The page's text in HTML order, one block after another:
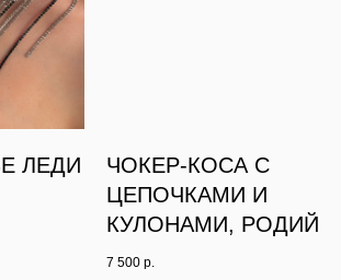
ЛЕДИ
ЧОКЕР-КОСА С
ЦЕПОЧКАМИ И
КУЛОНАМИ, РОДИЙ
7 500 р.